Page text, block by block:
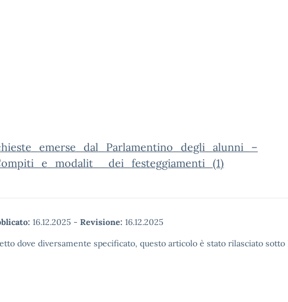
16.12.2025 - Revisione: 16.12.2025
dove diversamente specificato, questo articolo è stato rilasciato